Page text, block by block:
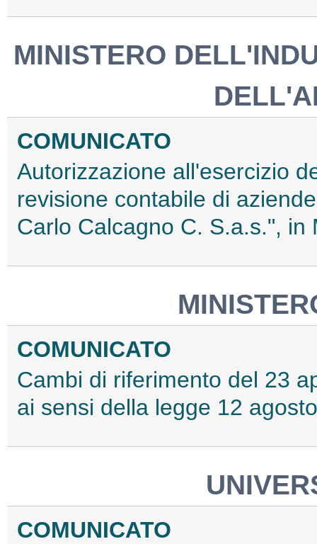
MINISTERO
COMUNICATO
Autorizzazione all'esercizio
revisione contabile di
Carlo Calcagno C. S.a.s.", in
COMUNICATO
Cambi di riferimento del 23
ai sensi della legge 12
COMUNICATO